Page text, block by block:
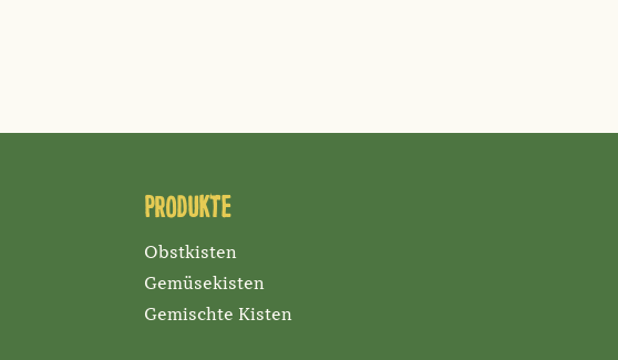
Produkte
Obstkisten
Gemüsekisten
Gemischte Kisten